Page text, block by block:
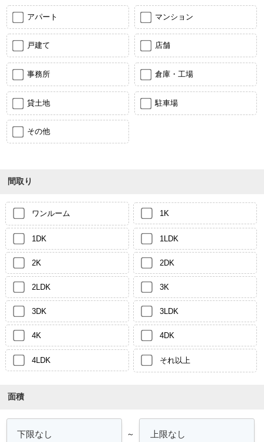
アパート マンション
戸建て 店舗
事務所 倉庫・工場
貸土地 駐車場
その他
間取り
ワンルーム 1K
1DK 1LDK
2K 2DK
2LDK 3K
3DK 3LDK
4K 4DK
4LDK それ以上
面積
～